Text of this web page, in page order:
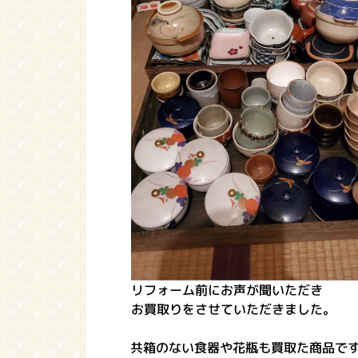
リフォーム前にお声が聞いただき
お買取りをさせていただきました。
共箱のない食器や花瓶も買取た商品で